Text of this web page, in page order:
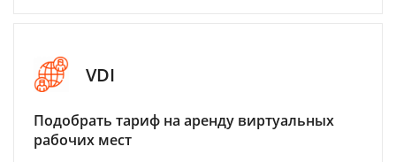
VDI
Подобрать тариф на аренду виртуальных
рабочих мест